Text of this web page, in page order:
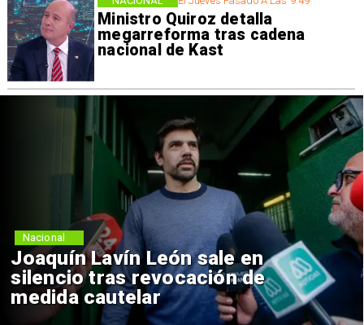
Ministro Quiroz detalla
megarreforma tras cadena
nacional de Kast
Joaquín Lavín León sale en
silencio tras revocación de
medida cautelar
Nacional